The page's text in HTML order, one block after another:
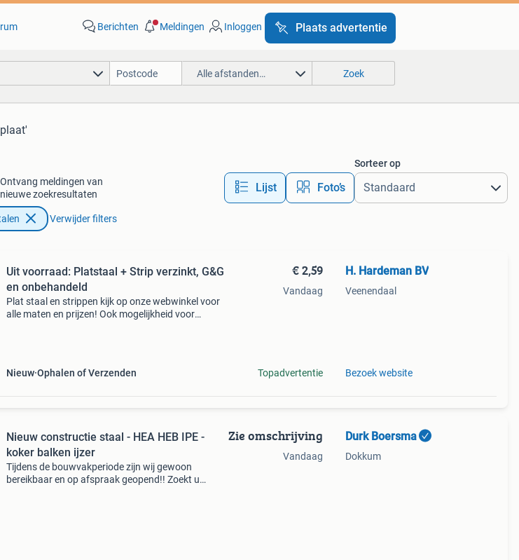
Berichten Meldingen Inloggen Plaats advertentie
Alle afstanden… Zoek
Ontvang meldingen van
nieuwe zoekresultaten
Lijst Foto’s
Sorteer op
Verwijder filters
Uit voorraad: Platstaal + Strip verzinkt, G&G
en onbehandeld
Plat staal en strippen kijk op onze webwinkel voor
alle maten en prijzen! Ook mogelijkheid voor
Nieuw Ophalen of Verzenden
€ 2,59
Vandaag
Topadvertentie
H. Hardeman BV
Veenendaal
Bezoek website
Nieuw constructie staal - HEA HEB IPE -
koker balken ijzer
Tijdens de bouwvakperiode zijn wij gewoon
bereikbaar en op afspraak geopend!! Zoekt u
Zie omschrijving
Vandaag
Durk Boersma
Dokkum